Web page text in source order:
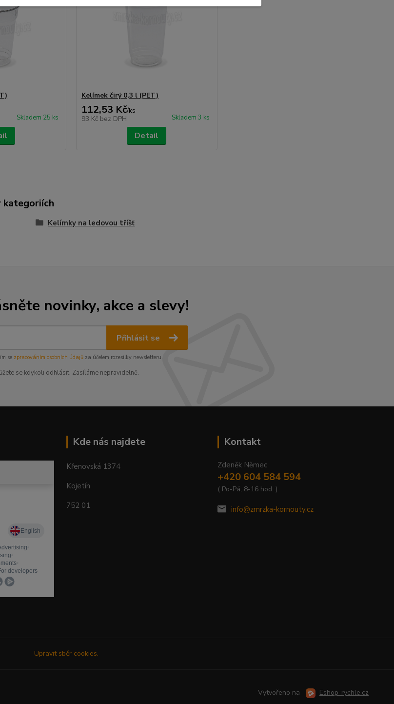
Skladem 25 ks
Kelímek čirý 0,3 l (PET)
112,53 Kč/ks
93 Kč bez DPH Skladem 3 ks
Detail
kategoriích
Kelímky na ledovou tříšť
novinky, akce a slevy!
Přihlásit se
se zpracováním osobních údajů za účelem rozesílky newsletteru.
se kdykoli odhlásit. Zasíláme nepravidelně.
Kde nás najdete
Křenovská 1374
Kojetín
752 01
Kontakt
Zdeněk Němec
+420 604 584 594
( Po-Pá, 8-16 hod. )
info@zmrzka-kornouty.cz
Upravit sběr cookies.
Vytvořeno na Eshop-rychle.cz